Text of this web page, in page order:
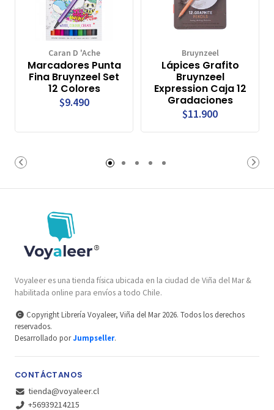
Caran D 'Ache
Marcadores Punta
Fina Bruynzeel Set
12 Colores
$9.490
Bruynzeel
Lápices Grafito
Bruynzeel
Expression Caja 12
Gradaciones
$11.900
Voyaleer es una tienda física ubicada en la ciudad de Viña del Mar &
habilitada online para envíos a todo Chile.
Copyright Librería Voyaleer, Viña del Mar 2026. Todos los derechos
reservados.
Desarrollado porJumpseller.
CONTÁCTANOS
tienda@voyaleer.cl
+56939214215